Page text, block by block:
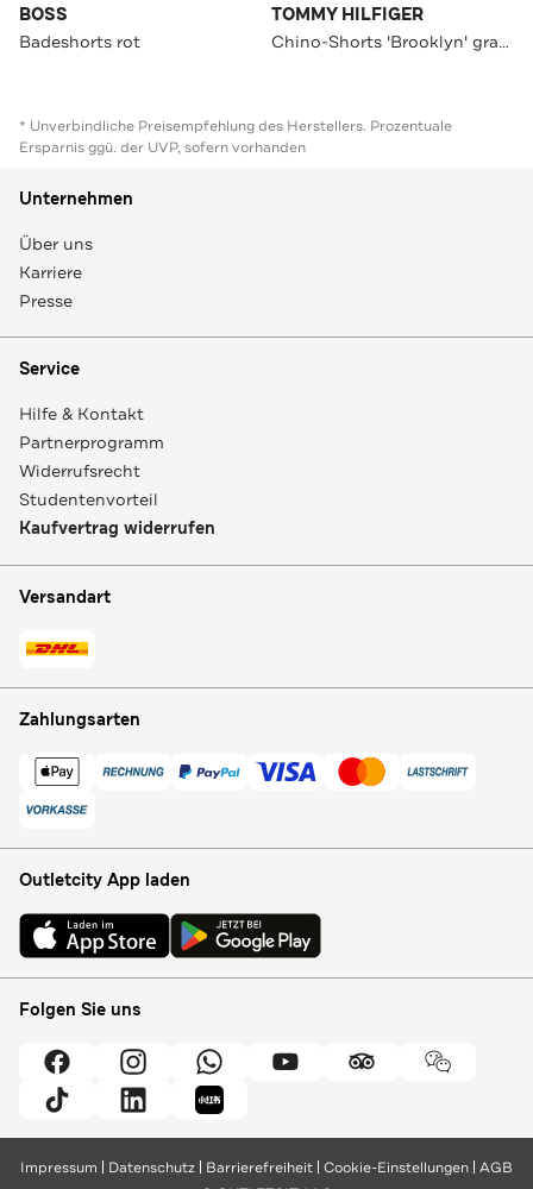
BOSS
Badeshorts rot
TOMMY HILFIGER
Chino-Shorts 'Brooklyn' graublau
* Unverbindliche Preisempfehlung des Herstellers. Prozentuale
Ersparnis ggü. der UVP, sofern vorhanden
Unternehmen
Über uns
Karriere
Presse
Service
Hilfe & Kontakt
Partnerprogramm
Widerrufsrecht
Studentenvorteil
Kaufvertrag widerrufen
Versandart
Zahlungsarten
Outletcity App laden
Folgen Sie uns
Impressum Datenschutz Barrierefreiheit Cookie-Einstellungen AGB